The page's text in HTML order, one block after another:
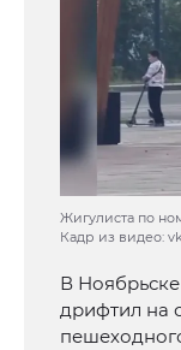
Жигулиста по
Кадр из видео:
В
дрифтил на